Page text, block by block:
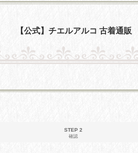
【公式】チエルアルコ 古着通販
STEP 2
確認